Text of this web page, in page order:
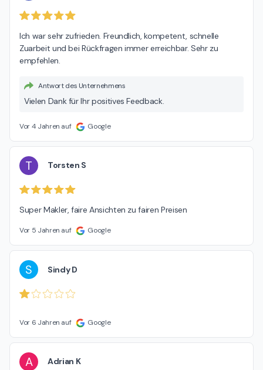
Ich war sehr zufrieden. Freundlich, kompetent, schnelle
Zuarbeit und bei Rückfragen immer erreichbar. Sehr zu
empfehlen.
Antwort des Unternehmens
Vielen Dank für Ihr positives Feedback.
Vor 4 Jahren auf Google
T Torsten S
Super Makler, faire Ansichten zu fairen Preisen
Vor 5 Jahren auf Google
S Sindy D
Vor 6 Jahren auf Google
A Adrian K